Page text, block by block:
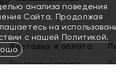
Доставка и оплата
Доставка и оплата
анализа поведения
Сайта. Продолжая
на
с нашей Политикой.